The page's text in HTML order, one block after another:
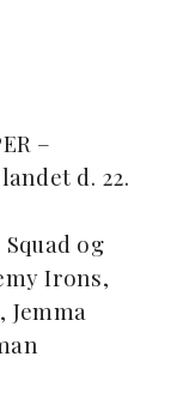
–
d. 22.
og
Irons,